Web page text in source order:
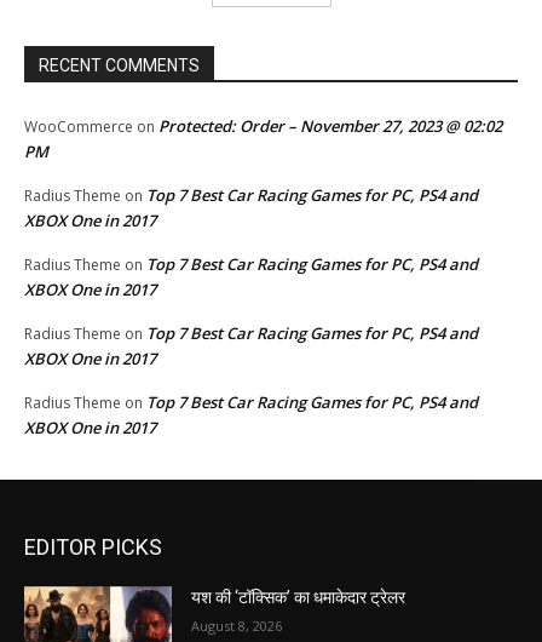
RECENT COMMENTS
WooCommerce on Protected: Order – November 27, 2023 @ 02:02
PM
Radius Theme on Top 7 Best Car Racing Games for PC, PS4 and
XBOX One in 2017
Radius Theme on Top 7 Best Car Racing Games for PC, PS4 and
XBOX One in 2017
Radius Theme on Top 7 Best Car Racing Games for PC, PS4 and
XBOX One in 2017
Radius Theme on Top 7 Best Car Racing Games for PC, PS4 and
XBOX One in 2017
EDITOR PICKS
यश की ‘टॉक्सिक’ का धमाकेदार ट्रेलर
August 8, 2026